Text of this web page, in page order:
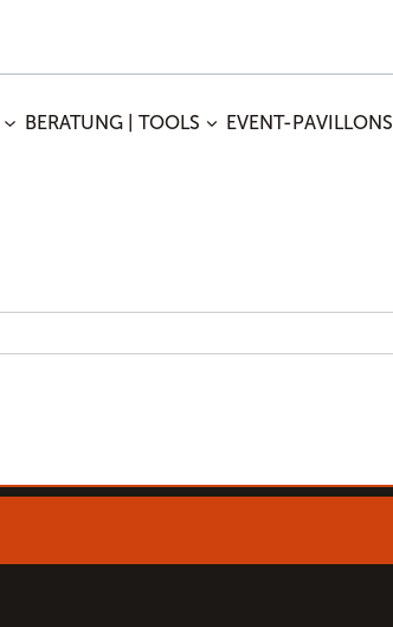
BERATUNG | TOOLS EVENT-PAVILLONS